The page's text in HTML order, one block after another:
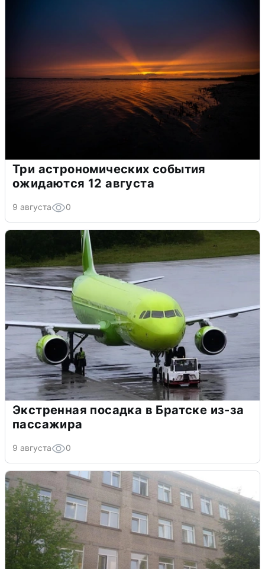
Три астрономических события
ожидаются 12 августа
9 августа 0
Экстренная посадка в Братске из-за
пассажира
9 августа 0